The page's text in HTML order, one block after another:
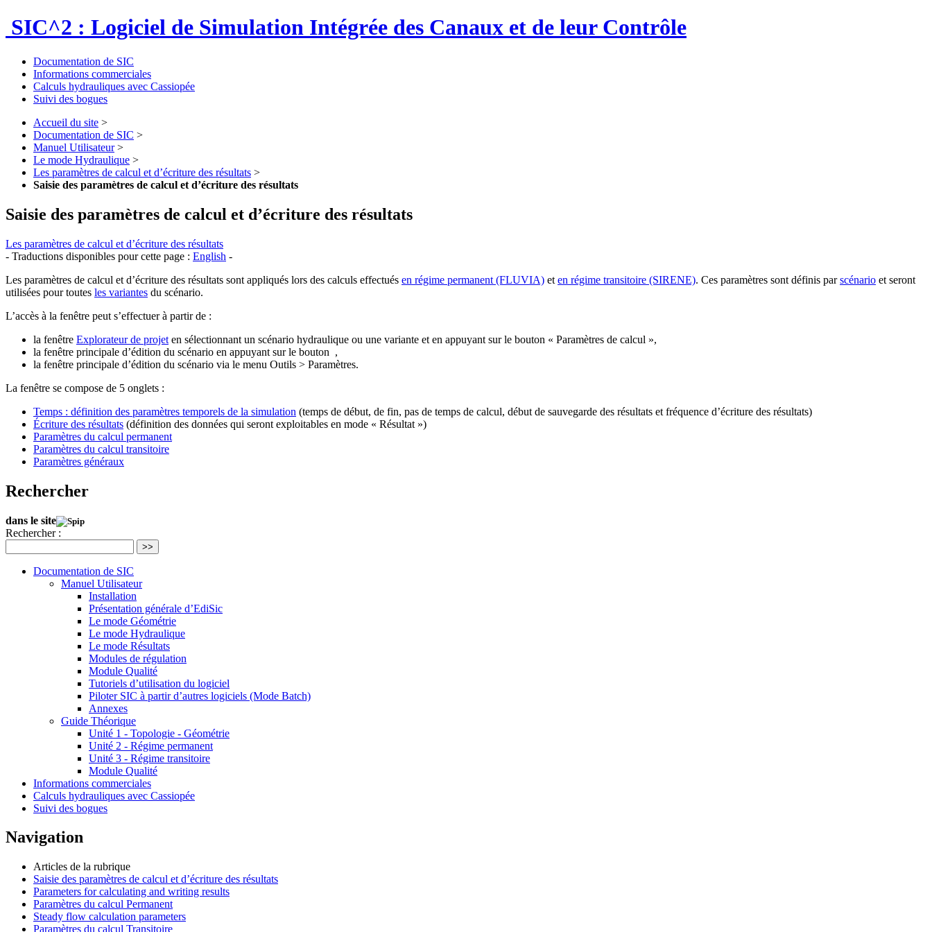
SIC^2 : Logiciel de Simulation Intégrée des Canaux et de leur Contrôle
Documentation de SIC
Informations commerciales
Calculs hydrauliques avec Cassiopée
Suivi des bogues
Accueil du site >
Documentation de SIC >
Manuel Utilisateur >
Le mode Hydraulique >
Les paramètres de calcul et d’écriture des résultats >
Saisie des paramètres de calcul et d’écriture des résultats
Saisie des paramètres de calcul et d’écriture des résultats
Les paramètres de calcul et d’écriture des résultats
- Traductions disponibles pour cette page : English -
Les paramètres de calcul et d’écriture des résultats sont appliqués lors des calculs effectués en régime permanent (FLUVIA) et en régime transitoire (SIRENE). Ces paramètres sont définis parscénario et seront
utilisées pour toutes les variantes du scénario.
L’accès à la fenêtre peut s’effectuer à partir de :
la fenêtre Explorateur de projet en sélectionnant un scénario hydraulique ou une variante et en appuyant sur le bouton « Paramètres de calcul »,
la fenêtre principale d’édition du scénario en appuyant sur le bouton ,
la fenêtre principale d’édition du scénario via le menu Outils > Paramètres.
La fenêtre se compose de 5 onglets :
Temps : définition des paramètres temporels de la simulation (temps de début, de fin, pas de temps de calcul, début de sauvegarde des résultats et fréquence d’écriture des résultats)
Écriture des résultats (définition des données qui seront exploitables en mode « Résultat »)
Paramètres du calcul permanent
Paramètres du calcul transitoire
Paramètres généraux
Rechercher
dans le site
Rechercher :
>>
Documentation de SIC
Manuel Utilisateur
Installation
Présentation générale d’EdiSic
Le mode Géométrie
Le mode Hydraulique
Le mode Résultats
Modules de régulation
Module Qualité
Tutoriels d’utilisation du logiciel
Piloter SIC à partir d’autres logiciels (Mode Batch)
Annexes
Guide Théorique
Unité 1 - Topologie - Géométrie
Unité 2 - Régime permanent
Unité 3 - Régime transitoire
Module Qualité
Informations commerciales
Calculs hydrauliques avec Cassiopée
Suivi des bogues
Navigation
Articles de la rubrique
Saisie des paramètres de calcul et d’écriture des résultats
Parameters for calculating and writing results
Paramètres du calcul Permanent
Steady flow calculation parameters
Paramètres du calcul Transitoire